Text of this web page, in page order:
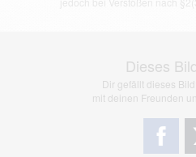
Dieses
Dir gefällt dieses
mit deinen Freunden